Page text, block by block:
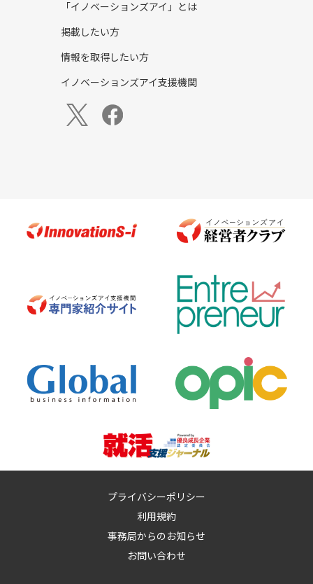
「イノベーションズアイ」とは
掲載したい方
情報を取得したい方
イノベーションズアイ支援機関
プライバシーポリシー
利用規約
事務局からのお知らせ
お問い合わせ